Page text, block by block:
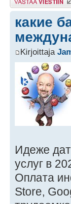
какие
Kirjoittaja
Идеже
услуг в
Оплата
Store,